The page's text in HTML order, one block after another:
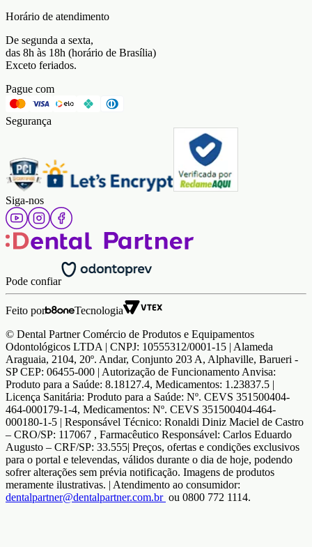
Horário de atendimento
De segunda a sexta,
das 8h às 18h (horário de Brasília)
Exceto feriados.
Pague com
Segurança
Siga-nos
Pode confiar
Feito por
Tecnologia
© Dental Partner Comércio de Produtos e Equipamentos
Odontológicos LTDA | CNPJ: 10555312/0001-15 | Alameda
Araguaia, 2104, 20º. Andar, Conjunto 203 A, Alphaville, Barueri -
SP CEP: 06455-000 | Autorização de Funcionamento Anvisa:
Produto para a Saúde: 8.18127.4, Medicamentos: 1.23837.5 |
Licença Sanitária: Produto para a Saúde: Nº. CEVS 351500404-
464-000179-1-4, Medicamentos: Nº. CEVS 351500404-464-
000180-1-5 | Responsável Técnico: Ronaldi Diniz Maciel de Castro
– CRO/SP: 117067 , Farmacêutico Responsável: Carlos Eduardo
Augusto – CRF/SP: 33.555| Preços, ofertas e condições exclusivos
para o portal e televendas, válidos durante o dia de hoje, podendo
sofrer alterações sem prévia notificação. Imagens de produtos
meramente ilustrativas. | Atendimento ao consumidor:
dentalpartner@dentalpartner.com.br ou 0800 772 1114.